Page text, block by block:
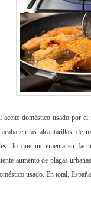
aceite doméstico usado por
en las alcantarillas, de
-lo que incrementa su
aumento de plagas
usado. En total,